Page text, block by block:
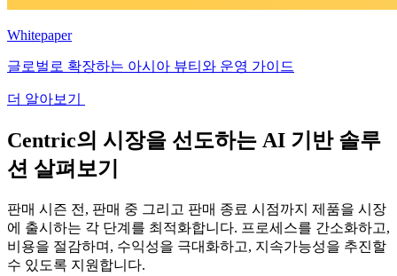
Whitepaper
글로벌로 확장하는 아시아 뷰티와 운영 가이드
더 알아보기
Centric의 시장을 선도하는 AI 기반 솔루
션 살펴보기
판매 시즌 전, 판매 중 그리고 판매 종료 시점까지 제품을 시장
에 출시하는 각 단계를 최적화합니다. 프로세스를 간소화하고,
비용을 절감하며, 수익성을 극대화하고, 지속가능성을 추진할
수 있도록 지원합니다.